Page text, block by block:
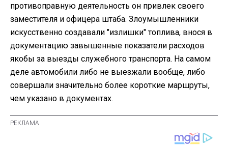
противоправную деятельность он привлек своего
заместителя и офицера штаба. Злоумышленники
искусственно создавали "излишки" топлива, внося в
документацию завышенные показатели расходов
якобы за выезды служебного транспорта. На самом
деле автомобили либо не выезжали вообще, либо
совершали значительно более короткие маршруты,
чем указано в документах.